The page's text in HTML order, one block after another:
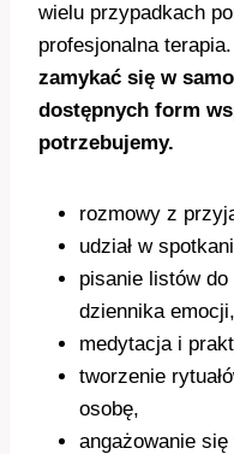
wielu przypadkach
profesjonalna terapia.
zamykać się w
dostępnych form
potrzebujemy.
rozmowy z
udział w
pisanie listów do
dziennika emocji,
medytacja i
tworzenie
osobę,
angażowanie